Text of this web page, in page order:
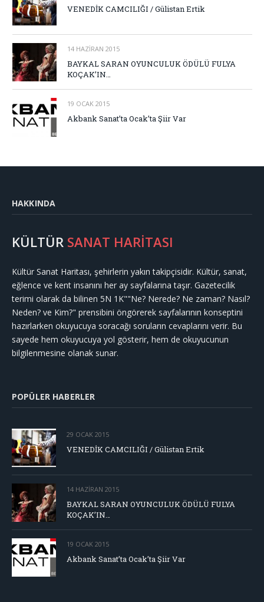
VENEDİK CAMCILIĞI / Gülistan Ertik
14 HAZIRAN 2015
BAYKAL SARAN OYUNCULUK ÖDÜLÜ FULYA
KOÇAK’IN…
19 OCAK 2015
Akbank Sanat’ta Ocak’ta Şiir Var
HAKKINDA
KÜLTÜR SANAT HARİTASI
Kültür Sanat Haritası, şehirlerin yakın takipçisidir. Kültür, sanat,
eğlence ve kent insanını her ay sayfalarına taşır. Gazetecilik
terimi olarak da bilinen 5N 1K""Ne? Nerede? Ne zaman? Nasıl?
Neden? ve Kim?" prensibini öngörerek sayfalarının konseptini
hazırlarken okuyucuya soracağı soruların cevaplarını verir. Bu
sayede hem okuyucuya yol gösterir, hem de okuyucunun
bilgilenmesine olanak sunar.
POPÜLER HABERLER
29 OCAK 2015
VENEDİK CAMCILIĞI / Gülistan Ertik
14 HAZIRAN 2015
BAYKAL SARAN OYUNCULUK ÖDÜLÜ FULYA
KOÇAK’IN…
19 OCAK 2015
Akbank Sanat’ta Ocak’ta Şiir Var